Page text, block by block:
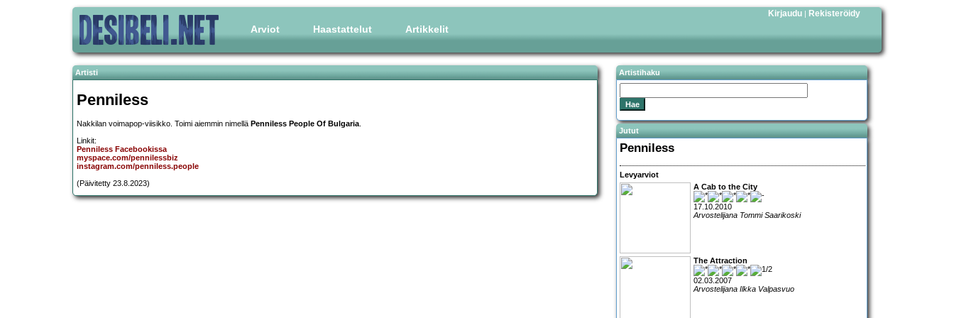
Arviot Haastattelut Artikkelit
Kirjaudu | Rekisteröidy
Artisti
Penniless
Nakkilan voimapop-viisikko. Toimi aiemmin nimellä Penniless People Of Bulgaria.
Linkit:
Penniless Facebookissa
myspace.com/pennilessbiz
instagram.com/penniless.people
(Päivitetty 23.8.2023)
Artistihaku
Jutut
Penniless
Levyarviot
A Cab to the City
17.10.2010
Arvostelijana Tommi Saarikoski
The Attraction
02.03.2007
Arvostelijana Ilkka Valpasvuo